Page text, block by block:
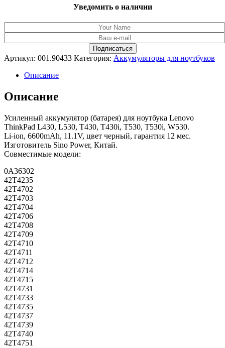
Уведомить о наличии
Артикул: 001.90433 Категория: Аккумуляторы для ноутбуков
Описание
Описание
Усиленный аккумулятор (батарея) для ноутбука Lenovo
ThinkPad L430, L530, T430, T430i, T530, T530i, W530.
Li-ion, 6600mAh, 11.1V, цвет черный, гарантия 12 мес.
Изготовитель Sino Power, Китай.
Совместимые модели:
0A36302
42T4235
42T4702
42T4703
42T4704
42T4706
42T4708
42T4709
42T4710
42T4711
42T4712
42T4714
42T4715
42T4731
42T4733
42T4735
42T4737
42T4739
42T4740
42T4751